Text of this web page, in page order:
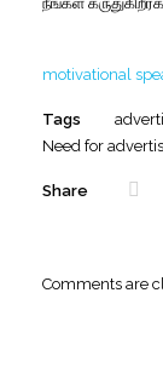
motivational
Tags
Need for
Share
Comments are